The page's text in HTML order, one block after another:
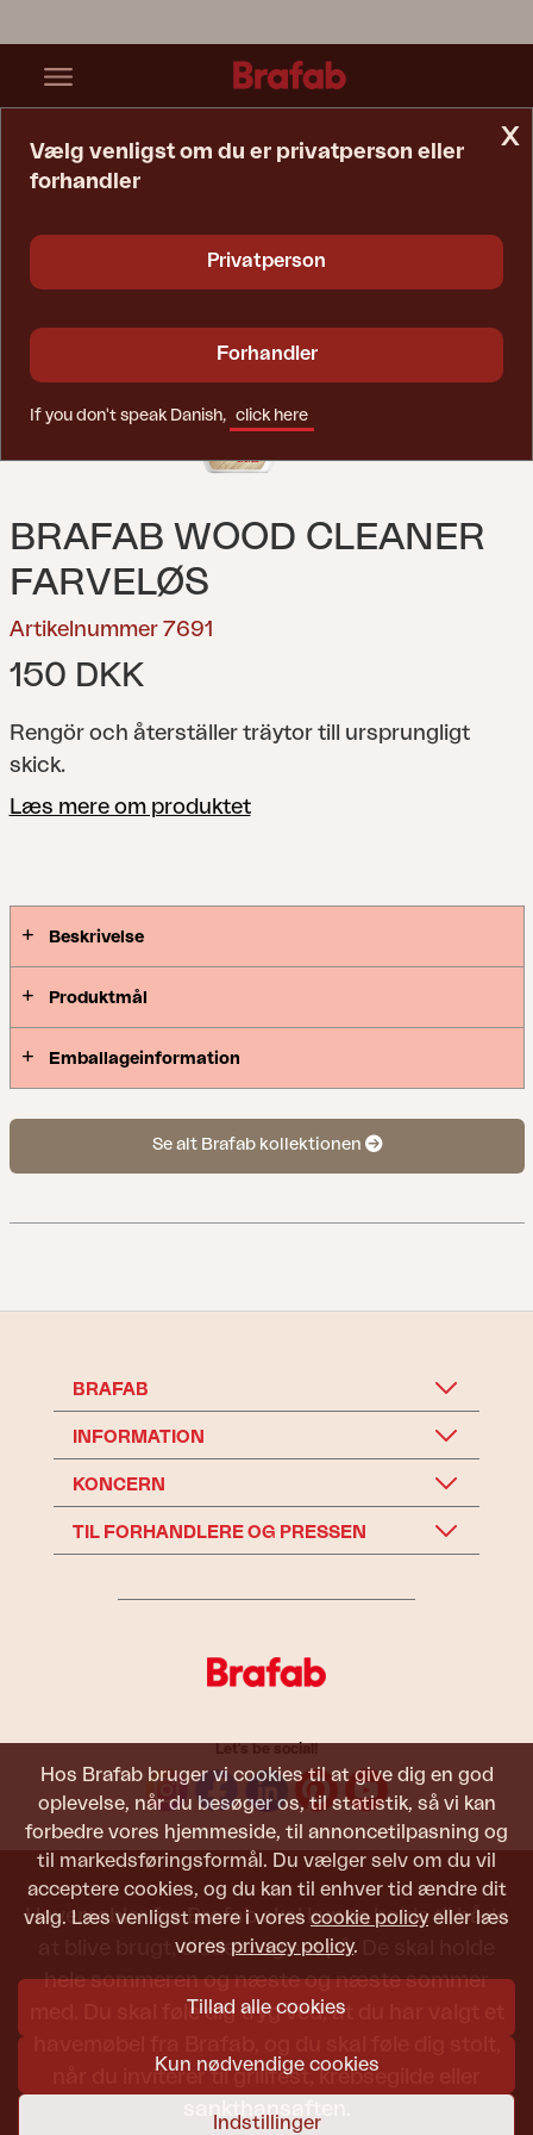
Hos Brafab bruger vi cookies til at give dig en god
oplevelse, når du besøger os, til statistik, så vi kan
forbedre vores hjemmeside, til annoncetilpasning og
til markedsføringsformål. Du vælger selv om du vil
acceptere cookies, og du kan til enhver tid ændre dit
valg. Læs venligst mere i vores cookie policy eller læs
vores privacy policy.
Tillad alle cookies
Kun nødvendige cookies
Indstillinger
BRAFAB WOOD CLEANER
FARVELØS
Artikelnummer 7691
150 DKK
Rengör och återställer träytor till ursprungligt
skick.
Læs mere om produktet
Beskrivelse
Produktmål
Emballageinformation
Se alt Brafab kollektionen
x
Vælg venligst om du er privatperson eller
forhandler
Privatperson
Forhandler
If you don't speak Danish, click here
BRAFAB
INFORMATION
KONCERN
TIL FORHANDLERE OG PRESSEN
Let's be social!
Havemøbler fra Brafab skal kunne holde til både
at blive brugt, siddet i og set på. De skal holde
hele sommeren og næste og næste sommer
med. Du skal føle dig tryg ved, at du har valgt et
når du inviterer til grillfest, krebsegilde eller